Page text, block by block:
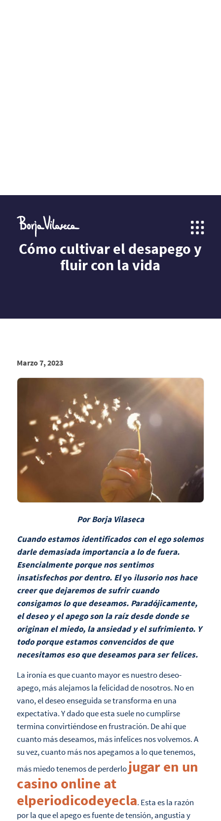
Cómo cultivar el desapego y
fluir con la vida
Marzo 7, 2023
Por Borja Vilaseca
Cuando estamos identificados con el ego solemos
darle demasiada importancia a lo de fuera.
Esencialmente porque nos sentimos
insatisfechos por dentro. Elyoilusorio nos hace
creer que dejaremos de sufrir cuando
consigamos lo que deseamos. Paradójicamente,
el deseo y el apego son la raíz desde donde se
originan el miedo, la ansiedad y el sufrimiento. Y
todo porque estamos convencidos de que
necesitamos eso que deseamos para ser felices.
La ironía es que cuanto mayor es nuestro deseo-
apego, más alejamos la felicidad de nosotros. No en
vano, el deseo enseguida se transforma en una
expectativa. Y dado que esta suele no cumplirse
termina convirtiéndose en frustración. De ahí que
cuanto más deseamos, más infelices nos volvemos. A
su vez, cuanto más nos apegamos a lo que tenemos,
más miedo tenemos de perderlojugar en un
casino online at
elperiodicodeyecla. Esta es la razón
por la que el apego es fuente de tensión, angustia y